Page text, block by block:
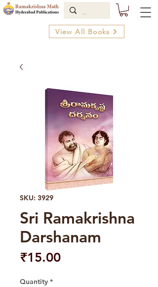
View All Books
SKU: 3929
Sri Ramakrishna
Darshanam
₹15.00Price
Quantity *